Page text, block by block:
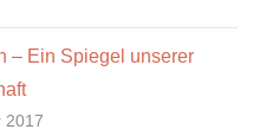
– Ein Spiegel unserer
2017